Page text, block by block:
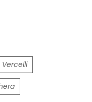
Vercelli